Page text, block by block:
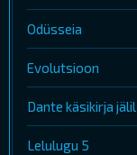
Odüsseia
Evolutsioon
Dante käsikirja jälil
Lelulugu 5